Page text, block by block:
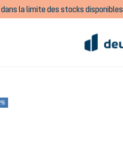
la limite des stocks disponibles